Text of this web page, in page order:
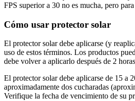
FPS superior a 30 no es mucha, pero
Cómo usar protector solar
El protector solar debe aplicarse (y
uso de estos términos. Los productos
debe volver a aplicarlo después de 2
El protector solar debe aplicarse de 15 a
aproximadamente dos cucharadas
Verifique la fecha de vencimiento de su